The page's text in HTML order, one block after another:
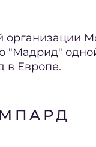
организации
"Мадрид"
в Европе.